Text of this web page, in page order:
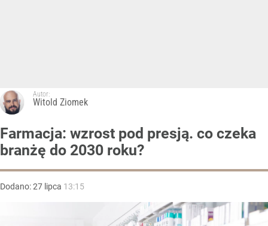
Autor:
Witold Ziomek
Farmacja: wzrost pod presją. co czeka
branżę do 2030 roku?
Dodano:27 lipca 13:15